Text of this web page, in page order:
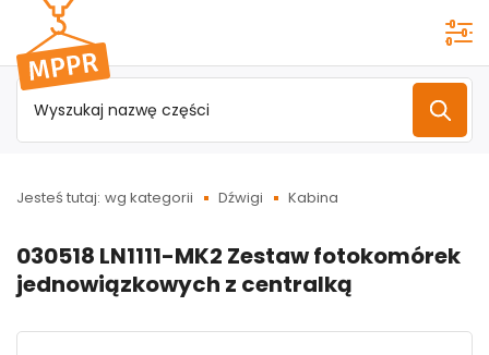
Przejdź do
menu
głównego
Jesteś tutaj: wg kategorii Dźwigi Kabina
030518 LN1111-MK2 Zestaw fotokomórek
jednowiązkowych z centralką